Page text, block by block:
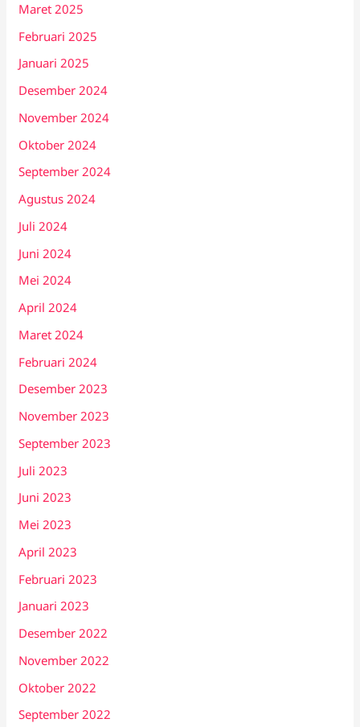
Maret 2025
Februari 2025
Januari 2025
Desember 2024
November 2024
Oktober 2024
September 2024
Agustus 2024
Juli 2024
Juni 2024
Mei 2024
April 2024
Maret 2024
Februari 2024
Desember 2023
November 2023
September 2023
Juli 2023
Juni 2023
Mei 2023
April 2023
Februari 2023
Januari 2023
Desember 2022
November 2022
Oktober 2022
September 2022